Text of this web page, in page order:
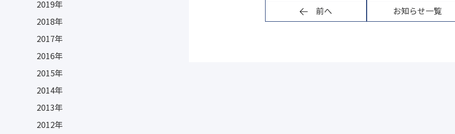
2019年
2018年
2017年
2016年
2015年
2014年
2013年
2012年
前へ お知らせ一覧